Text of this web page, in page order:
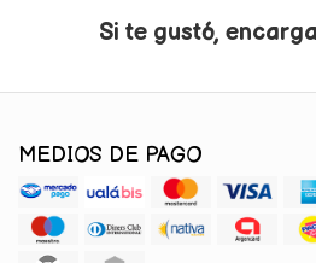
Si te gustó,
MEDIOS DE PAGO